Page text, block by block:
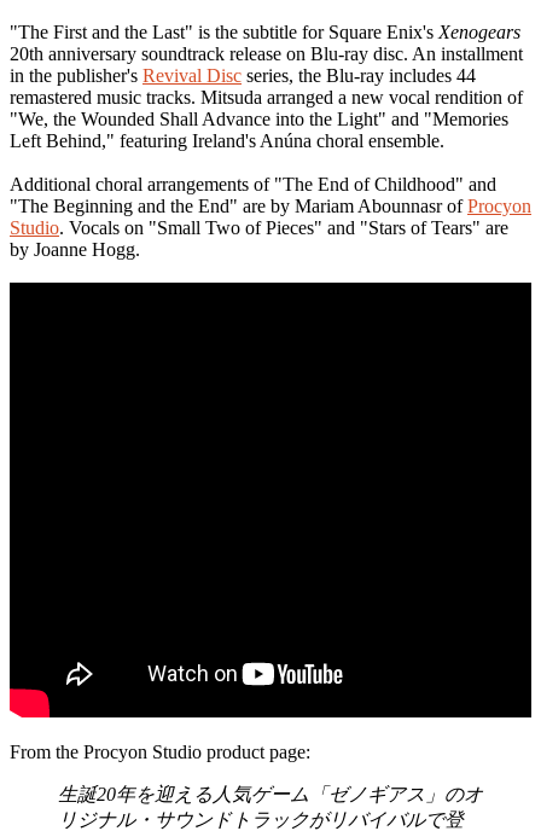
"The First and the Last" is the subtitle for Square Enix's Xenogears
20th anniversary soundtrack release on Blu-ray disc. An installment
in the publisher's Revival Disc series, the Blu-ray includes 44
remastered music tracks. Mitsuda arranged a new vocal rendition of
"We, the Wounded Shall Advance into the Light" and "Memories
Left Behind," featuring Ireland's Anúna choral ensemble.
Additional choral arrangements of "The End of Childhood" and
"The Beginning and the End" are by Mariam Abounnasr ofProcyon
Studio. Vocals on "Small Two of Pieces" and "Stars of Tears" are
by Joanne Hogg.
From the Procyon Studio product page:
生誕20年を迎える人気ゲーム「ゼノギアス」のオ
リジナル・サウンドトラックがリバイバルで登